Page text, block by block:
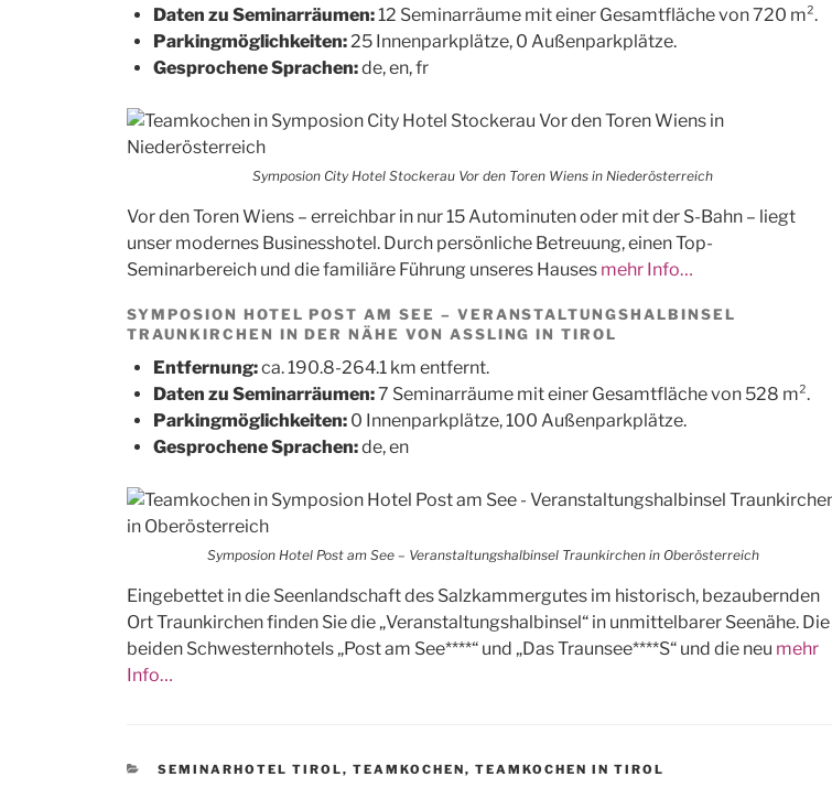
Daten zu Seminarräumen: 12 Seminarräume mit einer Gesamtfläche von 720 m².
Parkingmöglichkeiten: 25 Innenparkplätze, 0 Außenparkplätze.
Gesprochene Sprachen:de, en, fr
Symposion City Hotel Stockerau Vor den Toren Wiens in Niederösterreich
Vor den Toren Wiens – erreichbar in nur 15 Autominuten oder mit der S-Bahn – liegt
unser modernes Businesshotel. Durch persönliche Betreuung, einen Top-
Seminarbereich und die familiäre Führung unseres Hauses mehr Info…
SYMPOSION HOTEL POST AM SEE – VERANSTALTUNGSHALBINSEL
TRAUNKIRCHEN IN DER NÄHE VON ASSLING IN TIROL
Entfernung:ca. 190.8-264.1 km entfernt.
Daten zu Seminarräumen:7 Seminarräume mit einer Gesamtfläche von 528 m².
Parkingmöglichkeiten: 0 Innenparkplätze, 100 Außenparkplätze.
Gesprochene Sprachen:de, en
Symposion Hotel Post am See – Veranstaltungshalbinsel Traunkirchen in Oberösterreich
Eingebettet in die Seenlandschaft des Salzkammergutes im historisch, bezaubernden
Ort Traunkirchen finden Sie die „Veranstaltungshalbinsel“ in unmittelbarer Seenähe. Die
beiden Schwesternhotels „Post am See****“ und „Das Traunsee****S“ und die neu mehr
Info…
CATEGORIES
SEMINARHOTEL TIROL, TEAMKOCHEN, TEAMKOCHEN IN TIROL